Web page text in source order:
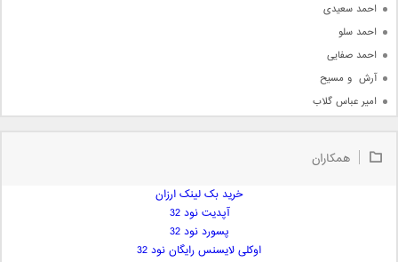
احمد سعیدی
احمد سلو
احمد صفایی
آرش  و مسیح
امیر عباس گلاب
امیر علی
همکاران
خرید بک لینک ارزان
آپدیت نود 32
پسورد نود 32
اوکلی لایسنس رایگان نود 32